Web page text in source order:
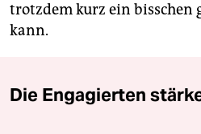
trotzdem kurz ein bisschen
kann.
Die Engagierten